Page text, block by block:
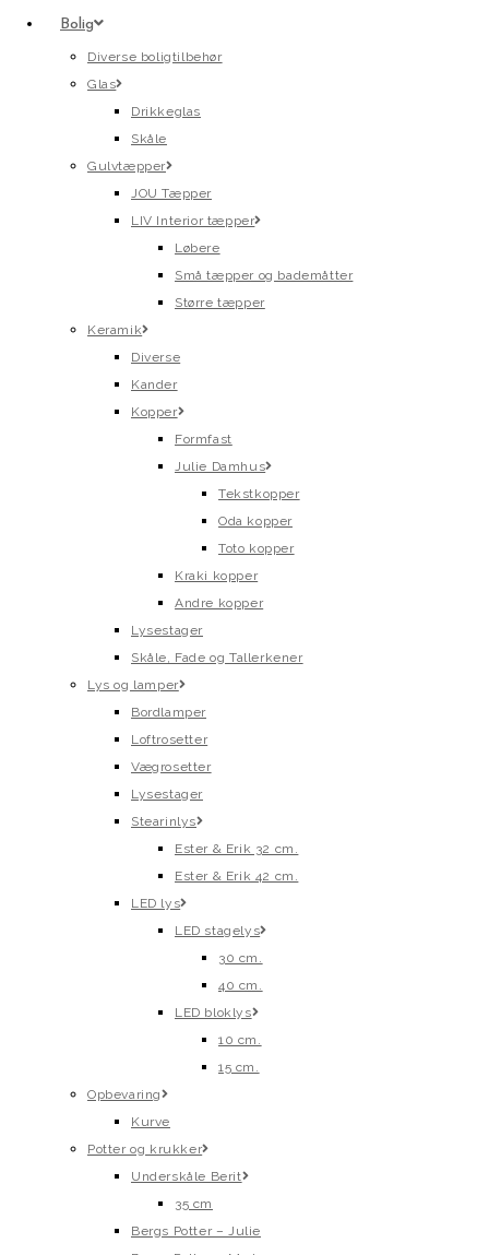
Bolig
Diverse boligtilbehør
Glas
Drikkeglas
Skåle
Gulvtæpper
JOU Tæpper
LIV Interior tæpper
Løbere
Små tæpper og bademåtter
Større tæpper
Keramik
Diverse
Kander
Kopper
Formfast
Julie Damhus
Tekstkopper
Oda kopper
Toto kopper
Kraki kopper
Andre kopper
Lysestager
Skåle, Fade og Tallerkener
Lys og lamper
Bordlamper
Loftrosetter
Vægrosetter
Lysestager
Stearinlys
Ester & Erik 32 cm.
Ester & Erik 42 cm.
LED lys
LED stagelys
30 cm.
40 cm.
LED bloklys
10 cm.
15 cm.
Opbevaring
Kurve
Potter og krukker
Underskåle Berit
35 cm
Bergs Potter – Julie